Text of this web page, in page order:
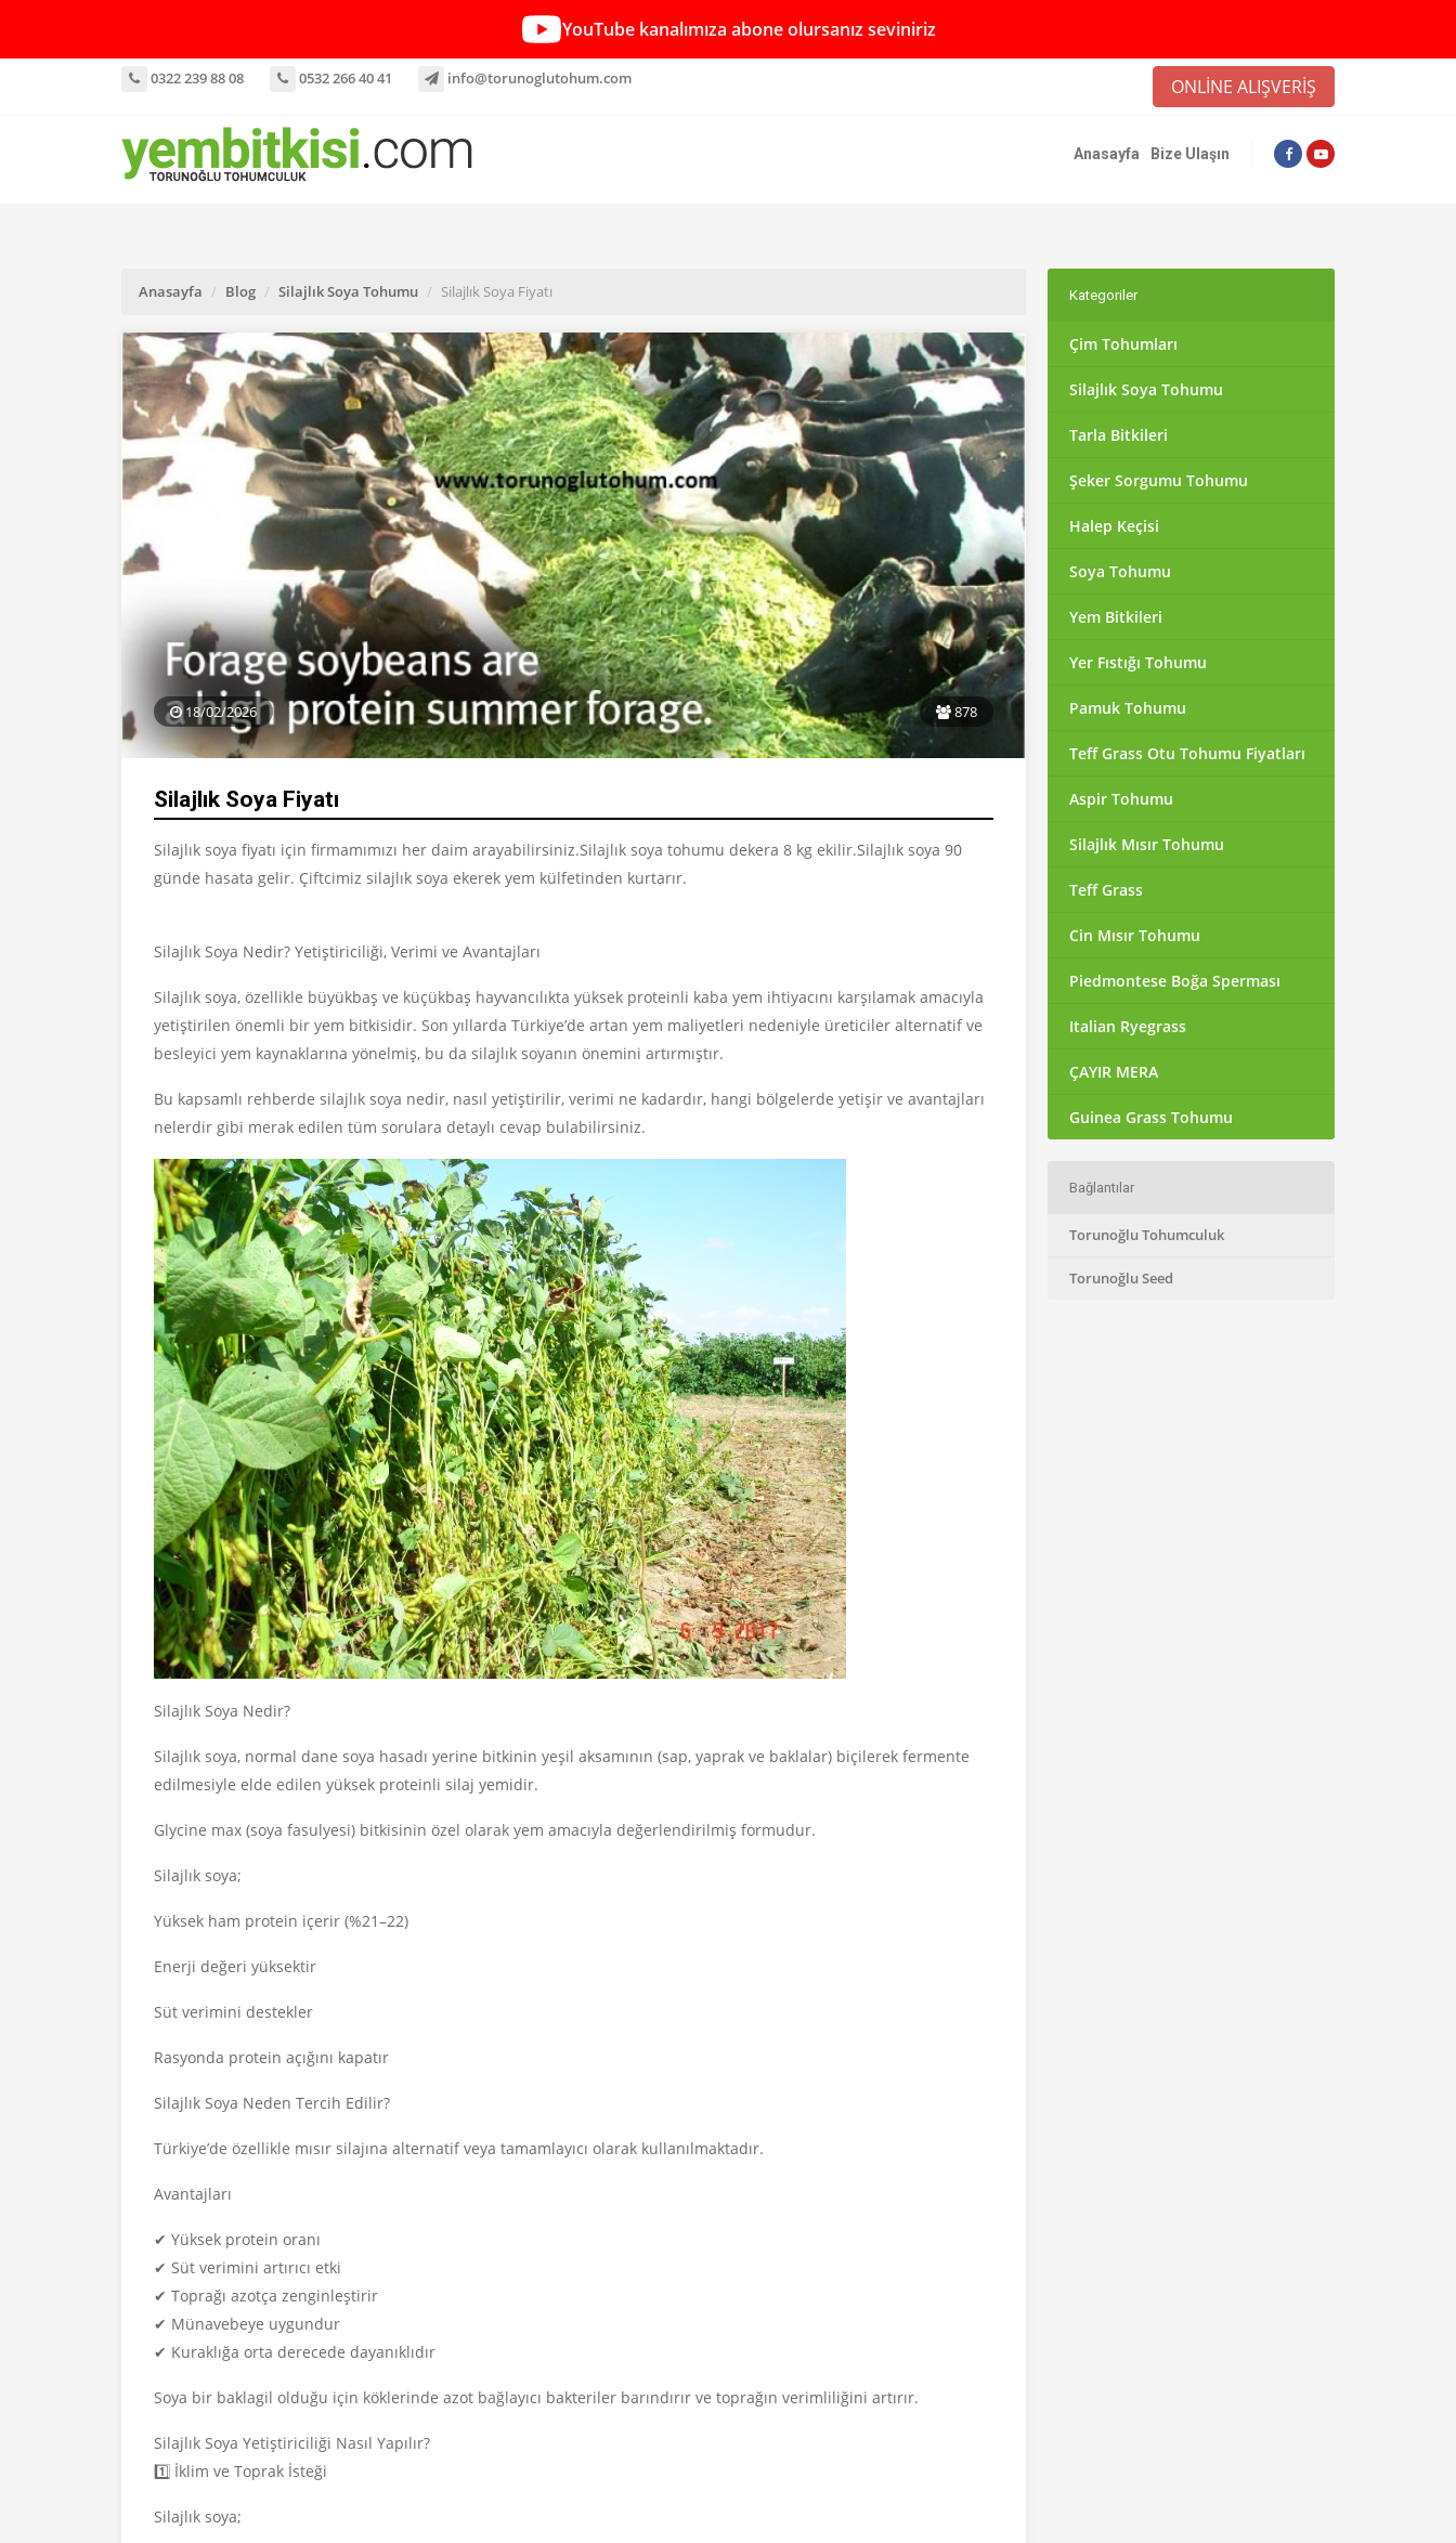
YouTube kanalımıza abone olursanız seviniriz
0322 239 88 08 0532 266 40 41 info@torunoglutohum.com ONLİNE ALIŞVERİŞ
Anasayfa Bize Ulaşın
Anasayfa Blog Silajlık Soya Tohumu Silajlık Soya Fiyatı
18/02/2026 878
Silajlık Soya Fiyatı
Silajlık soya fiyatı için firmamımızı her daim arayabilirsiniz.Silajlık soya tohumu dekera 8 kg ekilir.Silajlık soya 90
günde hasata gelir. Çiftcimiz silajlık soya ekerek yem külfetinden kurtarır.
Silajlık Soya Nedir? Yetiştiriciliği, Verimi ve Avantajları
Silajlık soya, özellikle büyükbaş ve küçükbaş hayvancılıkta yüksek proteinli kaba yem ihtiyacını karşılamak amacıyla
yetiştirilen önemli bir yem bitkisidir. Son yıllarda Türkiye’de artan yem maliyetleri nedeniyle üreticiler alternatif ve
besleyici yem kaynaklarına yönelmiş, bu da silajlık soyanın önemini artırmıştır.
Bu kapsamlı rehberde silajlık soya nedir, nasıl yetiştirilir, verimi ne kadardır, hangi bölgelerde yetişir ve avantajları
nelerdir gibi merak edilen tüm sorulara detaylı cevap bulabilirsiniz.
Silajlık Soya Nedir?
Silajlık soya, normal dane soya hasadı yerine bitkinin yeşil aksamının (sap, yaprak ve baklalar) biçilerek fermente
edilmesiyle elde edilen yüksek proteinli silaj yemidir.
Glycine max (soya fasulyesi) bitkisinin özel olarak yem amacıyla değerlendirilmiş formudur.
Silajlık soya;
Yüksek ham protein içerir (%21–22)
Enerji değeri yüksektir
Süt verimini destekler
Rasyonda protein açığını kapatır
Silajlık Soya Neden Tercih Edilir?
Türkiye’de özellikle mısır silajına alternatif veya tamamlayıcı olarak kullanılmaktadır.
Avantajları
✔ Yüksek protein oranı
✔ Süt verimini artırıcı etki
✔ Toprağı azotça zenginleştirir
✔ Münavebeye uygundur
✔ Kuraklığa orta derecede dayanıklıdır
Soya bir baklagil olduğu için köklerinde azot bağlayıcı bakteriler barındırır ve toprağın verimliliğini artırır.
Silajlık Soya Yetiştiriciliği Nasıl Yapılır?
1️⃣ İklim ve Toprak İsteği
Silajlık soya;
Kategoriler
Çim Tohumları
Silajlık Soya Tohumu
Tarla Bitkileri
Şeker Sorgumu Tohumu
Halep Keçisi
Soya Tohumu
Yem Bitkileri
Yer Fıstığı Tohumu
Pamuk Tohumu
Teff Grass Otu Tohumu Fiyatları
Aspir Tohumu
Silajlık Mısır Tohumu
Teff Grass
Cin Mısır Tohumu
Piedmontese Boğa Sperması
Italian Ryegrass
ÇAYIR MERA
Guinea Grass Tohumu
Bağlantılar
Torunoğlu Tohumculuk
Torunoğlu Seed